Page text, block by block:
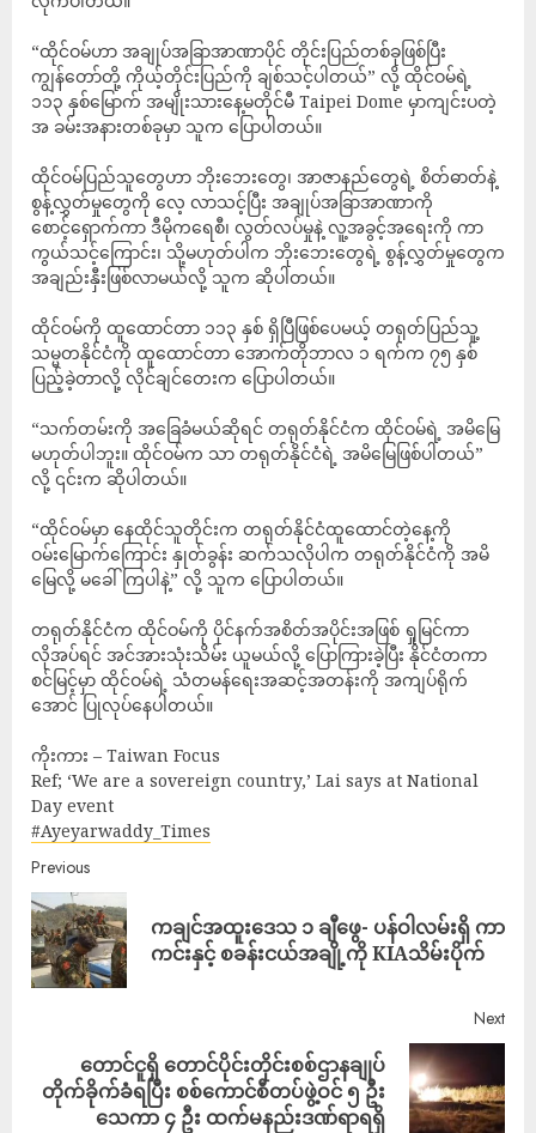
“ထိုင်ဝမ်ဟာ အချုပ်အခြာအာဏာပိုင် တိုင်းပြည်တစ်ခုဖြစ်ပြီး
ကျွန်တော်တို့ ကိုယ့်တိုင်းပြည်ကို ချစ်သင့်ပါတယ်” လို့ ထိုင်ဝမ်ရဲ့
၁၁၃ နှစ်မြောက် အမျိုးသားနေ့မတိုင်မီ Taipei Dome မှာကျင်းပတဲ့
အ ခမ်းအနားတစ်ခုမှာ သူက ပြောပါတယ်။
ထိုင်ဝမ်ပြည်သူတွေဟာ ဘိုးဘေးတွေ၊ အာဇာနည်တွေရဲ့ စိတ်ဓာတ်နဲ့
စွန့်လွှတ်မှုတွေကို လေ့ လာသင့်ပြီး အချုပ်အခြာအာဏာကို
စောင့်ရှောက်ကာ ဒီမိုကရေစီ၊ လွတ်လပ်မှုနဲ့ လူ့အခွင့်အရေးကို ကာ
ကွယ်သင့်ကြောင်း၊ သို့မဟုတ်ပါက ဘိုးဘေးတွေရဲ့ စွန့်လွှတ်မှုတွေက
အချည်းနှီးဖြစ်လာမယ်လို့ သူက ဆိုပါတယ်။
ထိုင်ဝမ်ကို ထူထောင်တာ ၁၁၃ နှစ် ရှိပြီဖြစ်ပေမယ့် တရုတ်ပြည်သူ့
သမ္မတနိုင်ငံကို ထူထောင်တာ အောက်တိုဘာလ ၁ ရက်က ၇၅ နှစ်
ပြည့်ခဲ့တာလို့ လိုင်ချင်တေးက ပြောပါတယ်။
“သက်တမ်းကို အခြေခံမယ်ဆိုရင် တရုတ်နိုင်ငံက ထိုင်ဝမ်ရဲ့ အမိမြေ
မဟုတ်ပါဘူး။ ထိုင်ဝမ်က သာ တရုတ်နိုင်ငံရဲ့ အမိမြေဖြစ်ပါတယ်”
လို့ ၎င်းက ဆိုပါတယ်။
“ထိုင်ဝမ်မှာ နေထိုင်သူတိုင်းက တရုတ်နိုင်ငံထူထောင်တဲ့နေ့ကို
ဝမ်းမြောက်ကြောင်း နှုတ်ခွန်း ဆက်သလိုပါက တရုတ်နိုင်ငံကို အမိ
မြေလို့ မခေါ်ကြပါနဲ့” လို့ သူက ပြောပါတယ်။
တရုတ်နိုင်ငံက ထိုင်ဝမ်ကို ပိုင်နက်အစိတ်အပိုင်းအဖြစ် ရှုမြင်ကာ
လိုအပ်ရင် အင်အားသုံးသိမ်း ယူမယ်လို့ ပြောကြားခဲ့ပြီး နိုင်ငံတကာ
စင်မြင့်မှာ ထိုင်ဝမ်ရဲ့ သံတမန်ရေးအဆင့်အတန်းကို အကျပ်ရိုက်
အောင် ပြုလုပ်နေပါတယ်။
ကိုးကား – Taiwan Focus
Ref; ‘We are a sovereign country,’ Lai says at National
Day event
#Ayeyarwaddy_Times
Previous
ကချင်အထူးဒေသ ၁ ချီဖွေ- ပန်ဝါလမ်းရှိ ကာ
ကင်းနှင့် စခန်းငယ်အချို့ကို KIAသိမ်းပိုက်
Next
တောင်ငူရှိ တောင်ပိုင်းတိုင်းစစ်ဌာနချုပ်
တိုက်ခိုက်ခံရပြီး စစ်ကောင်စီတပ်ဖွဲ့ဝင် ၅ ဦး
သေကာ ၄ ဦး ထက်မနည်းဒဏ်ရာရရှိ